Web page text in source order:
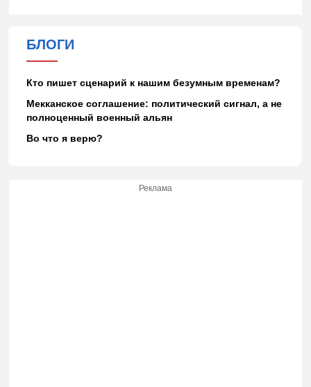
БЛОГИ
Кто пишет сценарий к нашим безумным временам?
Мекканское соглашение: политический сигнал, а не
полноценный военный альян
Во что я верю?
Реклама